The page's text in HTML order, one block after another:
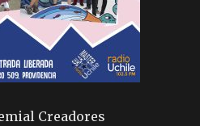
Creadores